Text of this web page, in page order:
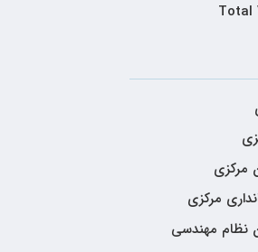
Total
مرکزی
مرکزی
نظام مهندسی